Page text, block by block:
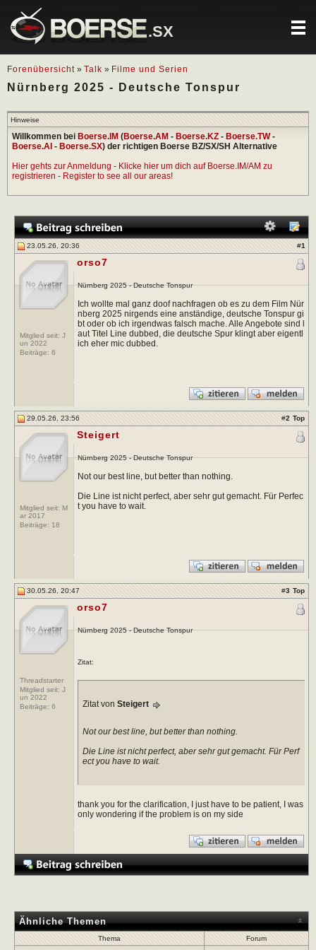
.SX
Forenübersicht » Talk » Filme und Serien
Nürnberg 2025 - Deutsche Tonspur
Hinweise
Willkommen bei Boerse.IM (Boerse.AM - Boerse.KZ - Boerse.TW-
Boerse.AI - Boerse.SX) der richtigen Boerse BZ/SX/SH Alternative
Hier gehts zur Anmeldung - Klicke hier um dich auf Boerse.IM/AM zu
registrieren - Register to see all our areas!
23.05.26, 20:36 #1
Mitglied seit: J
un 2022
Beiträge: 6
orso7
Nürnberg 2025 - Deutsche Tonspur
Ich wollte mal ganz doof nachfragen ob es zu dem Film Nür
nberg 2025 nirgends eine anständige, deutsche Tonspur gi
bt oder ob ich irgendwas falsch mache. Alle Angebote sind l
aut Titel Line dubbed, die deutsche Spur klingt aber eigentl
ich eher mic dubbed.
29.05.26, 23:56 #2 Top
Mitglied seit: M
ar 2017
Beiträge: 18
Steigert
Nürnberg 2025 - Deutsche Tonspur
Not our best line, but better than nothing.
Die Line ist nicht perfect, aber sehr gut gemacht. Für Perfec
t you have to wait.
30.05.26, 20:47 #3 Top
Threadstarter
Mitglied seit: J
un 2022
Beiträge: 6
orso7
Nürnberg 2025 - Deutsche Tonspur
Zitat:
Zitat von Steigert
Not our best line, but better than nothing.
Die Line ist nicht perfect, aber sehr gut gemacht. Für Perf
ect you have to wait.
thank you for the clarification, I just have to be patient, I was
only wondering if the problem is on my side
Ähnliche Themen
Thema
Forum